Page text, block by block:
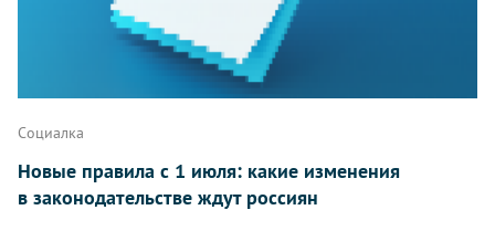
Социалка
Новые правила с 1 июля: какие изменения
в законодательстве ждут россиян